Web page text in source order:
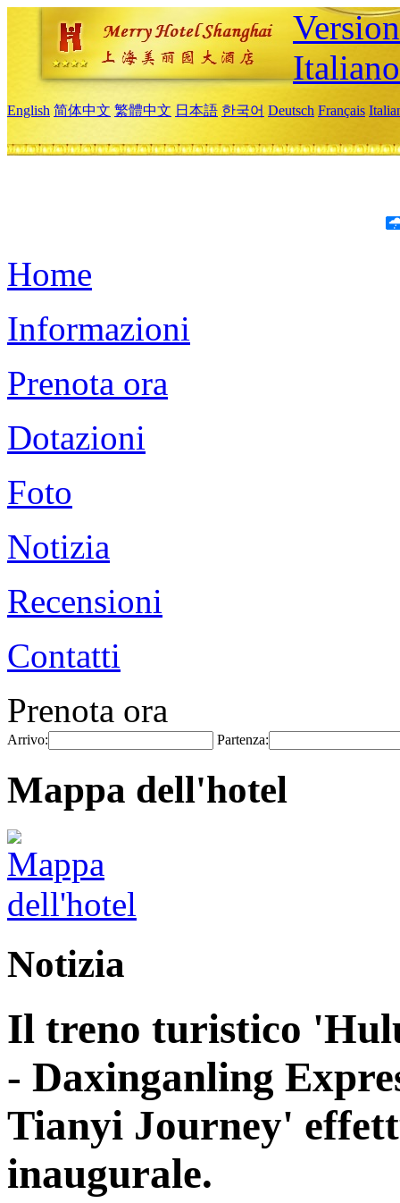
Italiano
English 简体中文 繁體中文 日本語 한국어 Deutsch Français
Home
Informazioni
Prenota ora
Dotazioni
Foto
Notizia
Recensioni
Contatti
Prenota ora
Arrivo: Partenza:
Mappa dell'hotel
Notizia
Il treno turistico
- Daxinganling
Tianyi Journey'
inaugurale.